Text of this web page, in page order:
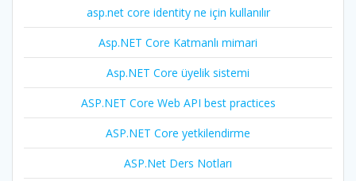
asp.net core identity ne için kullanılır
Asp.NET Core Katmanlı mimari
Asp.NET Core üyelik sistemi
ASP.NET Core Web API best practices
ASP.NET Core yetkilendirme
ASP.Net Ders Notları